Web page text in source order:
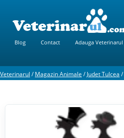
Blog Contact Adauga Veterinarul
Veterinarul /Magazin Animale /Judet Tulcea /